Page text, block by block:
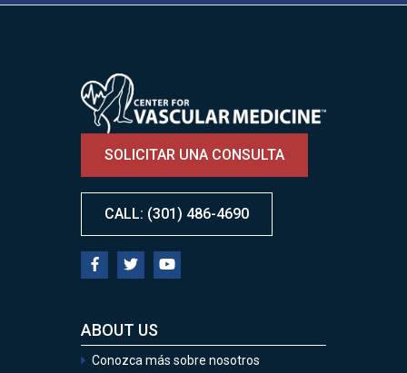
Image
SOLICITAR UNA CONSULTA
CALL: (301) 486-4690
ABOUT US
Conozca más sobre nosotros